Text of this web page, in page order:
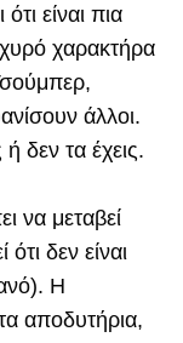
είναι πια
χαρακτήρα
άλλοι.
δεν τα έχεις.
να μεταβεί
δεν είναι
Η
αποδυτήρια,